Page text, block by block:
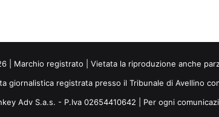
| Marchio registrato | Vietata la riproduzione anche
giornalistica registrata presso il Tribunale di Avellino
Adv S.a.s. - P.Iva 02654410642 | Per ogni